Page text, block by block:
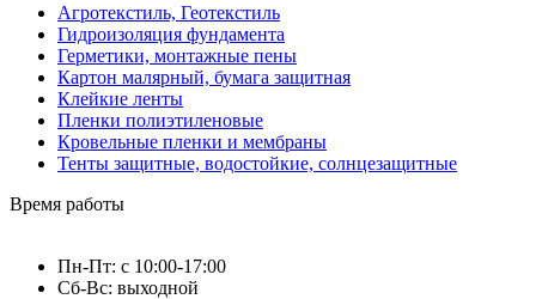
Агротекстиль, Геотекстиль
Гидроизоляция фундамента
Герметики, монтажные пены
Картон малярный, бумага защитная
Клейкие ленты
Пленки полиэтиленовые
Кровельные пленки и мембраны
Тенты защитные, водостойкие, солнцезащитные
Время работы
Пн-Пт: с 10:00-17:00
Сб-Вс: выходной